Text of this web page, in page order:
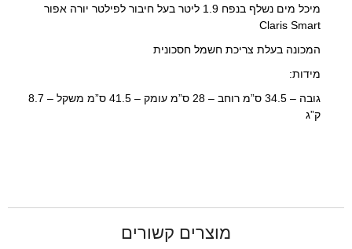
מיכל מים נשלף בנפח 1.9 ליטר בעל חיבור לפילטר יורה אפור
Claris Smart
המכונה בעלת צריכת חשמל חסכונית
מידות:
גובה – 34.5 ס”מ רוחב – 28 ס”מ עומק – 41.5 ס”מ משקל – 8.7
ק”ג
מוצרים קשורים